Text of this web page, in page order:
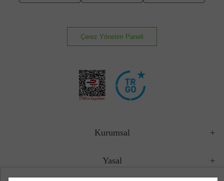
Çerez Yönetim Paneli
Kurumsal
Yasal